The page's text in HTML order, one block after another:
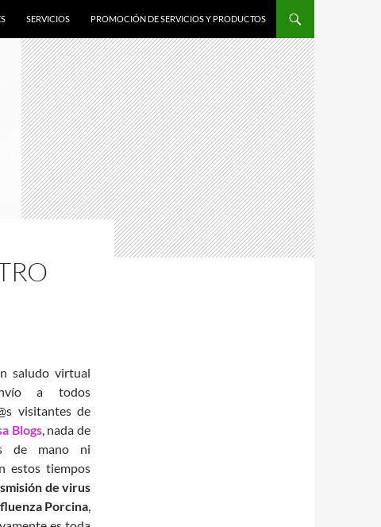
SERVICIOS PROMOCIÓN DE SERVICIOS Y PRODUCTOS
saludo virtual
a todos
visitantes de
Blogs, nada de
de mano ni
estos tiempos
de virus
Porcina,